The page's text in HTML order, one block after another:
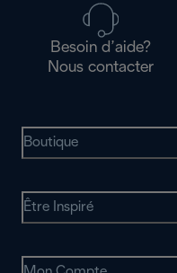
Besoin d’aide?
Nous contacter
Boutique
Être Inspiré